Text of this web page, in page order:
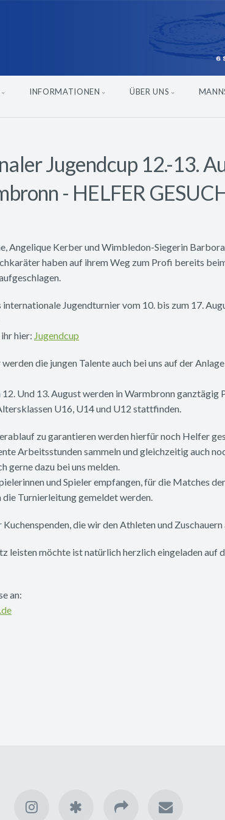
INFORMATIONEN ÜBER UNS
Jugendcup 12.-13.
- HELFER
Angelique Kerber und Wimbledon-Siegerin
haben auf ihrem Weg zum Profi bereits
internationale Jugendturnier vom 10. bis zum 17.
hier: Jugendcup
die jungen Talente auch bei uns auf der
Und 13. August werden in Warmbronn ganztägig
U16, U14 und U12 stattfinden.
zu garantieren werden hierfür noch Helfer
Arbeitsstunden sammeln und gleichzeitig auch
gerne dazu bei uns melden.
und Spieler empfangen, für die Matches
die Turnierleitung gemeldet werden.
die wir den Athleten und
leisten möchte ist natürlich herzlich eingeladen auf
an: